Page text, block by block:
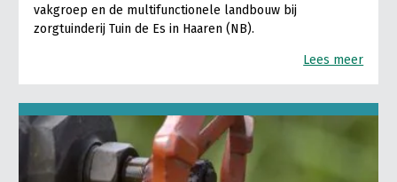
vakgroep en de multifunctionele landbouw bij
zorgtuinderij Tuin de Es in Haaren (NB).
Lees meer